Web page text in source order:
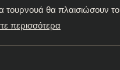
τουρνουά θα πλαισιώσουν
περισσότερα